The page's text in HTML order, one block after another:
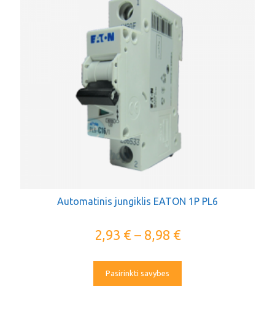
Automatinis jungiklis EATON 1P PL6
2,93 €– 8,98 €
Pasirinkti savybes